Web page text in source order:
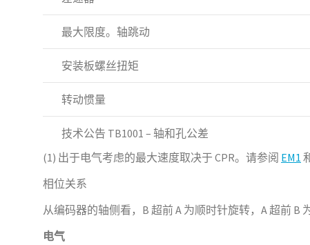
最大限度。轴跳动
安装板螺丝扭矩
转动惯量
技术公告 TB1001 – 轴和孔公差
(1) 出于电气考虑的最大速度取决于 CPR。请参阅 EM1
相位关系
从编码器的轴侧看，B 超前 A 为顺时针旋转，A 超前 B
电气